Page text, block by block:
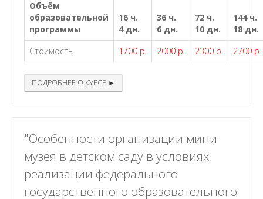
Объём
образовательной
программы
16 ч.
4 дн.
36 ч.
6 дн.
72 ч.
10 дн.
144 ч.
18 дн.
Стоимость
1700 р. 2000 р. 2300 р. 2700 р.
ПОДРОБНЕЕ О КУРСЕ ►
"Особенности организации мини-
музея в детском саду в условиях
реализации федерального
государственного образовательного